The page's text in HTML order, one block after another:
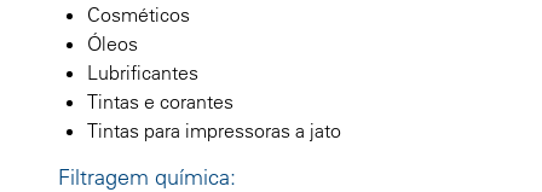
Cosméticos
Óleos
Lubrificantes
Tintas e corantes
Tintas para impressoras a jato
Filtragem química: